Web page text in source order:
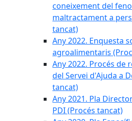
coneixement del
maltractament a
tancat)
Any 2022. Enquesta
agroalimentaris
Any 2022. Procés de
del Servei d'Ajuda a
tancat)
Any 2021. Pla
PDI (Procés tancat)